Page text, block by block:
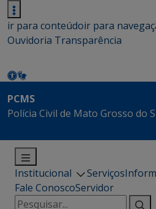
ir para conteúdoir para
Ouvidoria Transparência
PCMS
Polícia Civil de Mato Grosso do
Institucional Serviços
Fale ConoscoServidor
Pesquisar